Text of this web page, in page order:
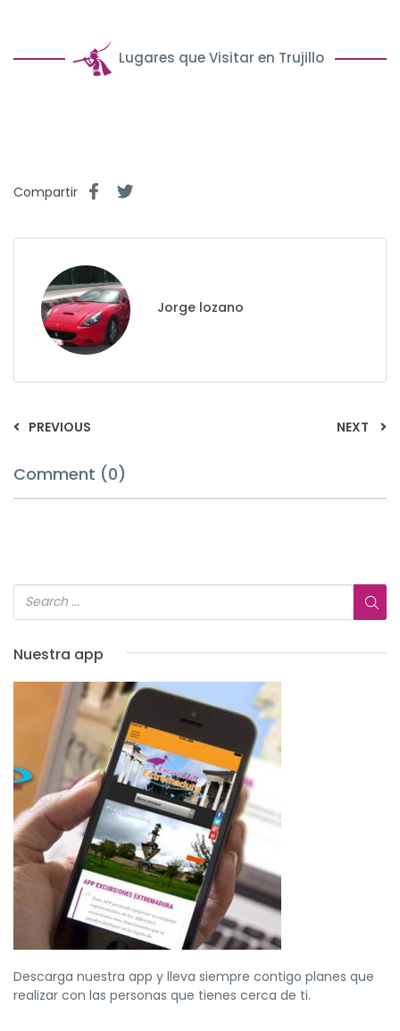
Lugares que Visitar en Trujillo
Compartir
Jorge lozano
PREVIOUS NEXT
Comment (0)
Nuestra app
Descarga nuestra app y lleva siempre contigo planes que
realizar con las personas que tienes cerca de ti.